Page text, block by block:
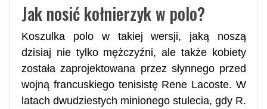
Jak nosić kołnierzyk w polo?
Koszulka polo w takiej wersji, jaką noszą
dzisiaj nie tylko mężczyźni, ale także kobiety
została zaprojektowana przez słynnego przed
wojną francuskiego tenisistę Rene Lacoste. W
latach dwudziestych minionego stulecia, gdy R.